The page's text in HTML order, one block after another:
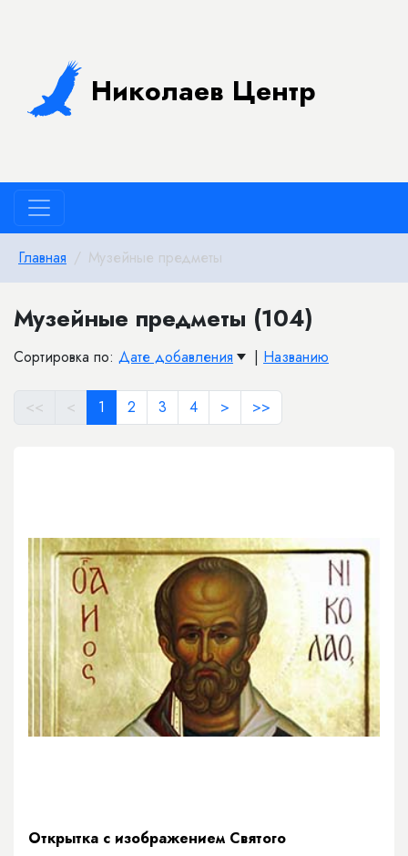
Николаев Центр
Главная Музейные предметы
Музейные предметы (104)
Сортировка по: Дате добавления | Названию
<< < 1 2 3 4 > >>
Открытка с изображением Святого